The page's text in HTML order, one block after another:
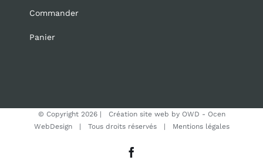
Commander
Panier
© Copyright 2026 | Création site web by OWD - Ocen
WebDesign| Tous droits réservés | Mentions légales
Facebook